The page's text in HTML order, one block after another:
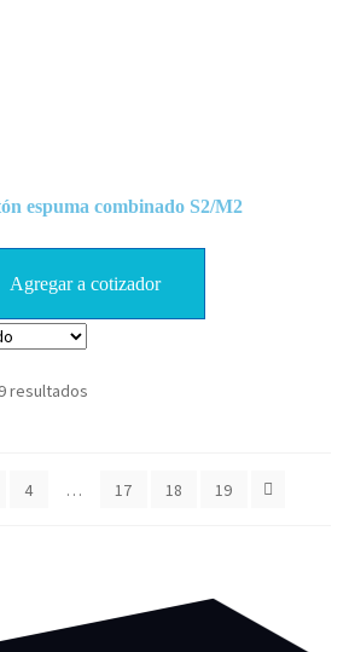
espuma combinado S2/M2
Agregar a cotizador
resultados
4 … 17 18 19